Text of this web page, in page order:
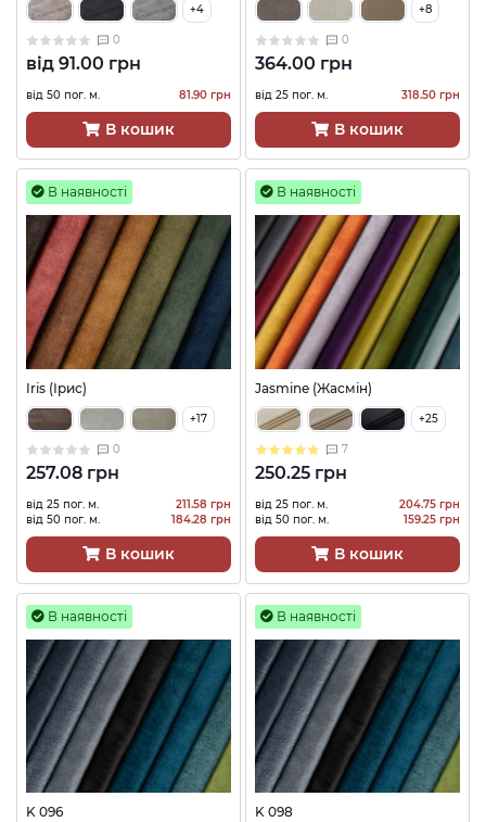
+4
0
від 91.00 грн
від 50 пог. м. 81.90 грн
В кошик
+8
0
364.00 грн
від 25 пог. м. 318.50 грн
В кошик
В наявності
Iris (Ірис)
+17
0
257.08 грн
від 25 пог. м.
211.58 грн
від 50 пог. м.
184.28 грн
В кошик
В наявності
Jasmine (Жасмін)
+25
7
250.25 грн
від 25 пог. м.
204.75 грн
від 50 пог. м.
159.25 грн
В кошик
В наявності
K 096
В наявності
K 098